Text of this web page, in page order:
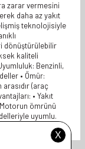
zarar vermesini
daha az yakıt
teknolojisiyle
dönüştürülebilir
kaliteli
Benzinli,
• Ömür:
(araç
• Yakıt
ömrünü
uyumlu.